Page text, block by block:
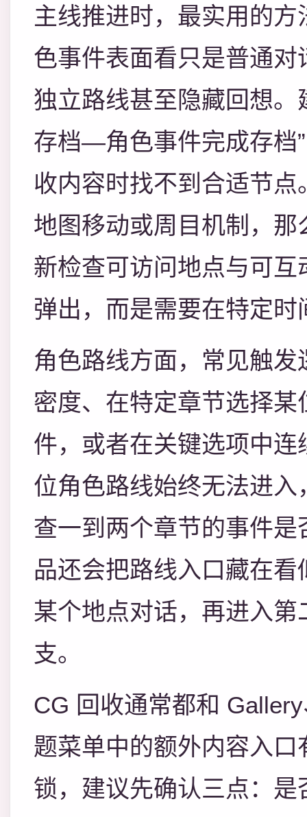
主线推进时，最实用的方
色事件表面看只是普通
独立路线甚至隐藏回想
存档—角色事件完成存档
收内容时找不到合适节
地图移动或周目机制，
新检查可访问地点与可
弹出，而是需要在特定
角色路线方面，常见触
密度、在特定章节选择
件，或者在关键选项中
位角色路线始终无法进
查一到两个章节的事件
品还会把路线入口藏在
某个地点对话，再进入
支。
CG 回收通常都和
题菜单中的额外内容入
锁，建议先确认三点：